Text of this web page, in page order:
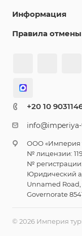
Информация
Правила отмены
+20 10
ООО «Империя
№ лицензии:
№
Юридический
Unnamed Road,
Governorate
© 2026 Империя